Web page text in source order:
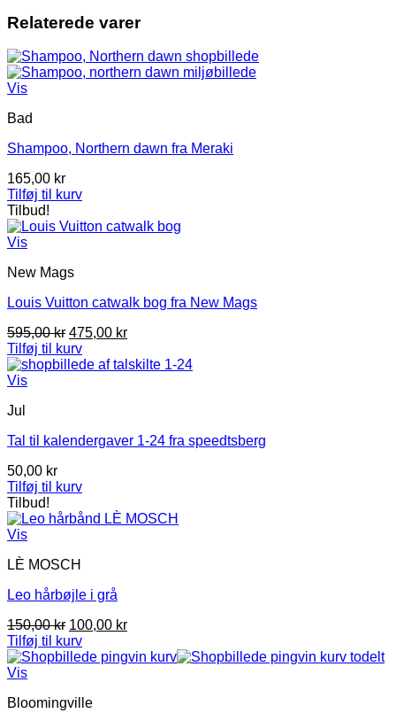
Relaterede varer
Vis
Bad
Shampoo, Northern dawn fra Meraki
165,00 kr
Tilføj til kurv
Tilbud!
Vis
New Mags
Louis Vuitton catwalk bog fra New Mags
595,00kr Den
oprindelige
pris
475,00 krDen
pris
Tilføj til kurv
Vis
Jul
Tal til kalendergaver 1-24 fra speedtsberg
50,00 kr
Tilføj til kurv
Tilbud!
Vis
LÈ MOSCH
Leo hårbøjle i grå
150,00kr Den
oprindelige
pris
100,00 krDen
pris
Tilføj til kurv
Vis
Bloomingville